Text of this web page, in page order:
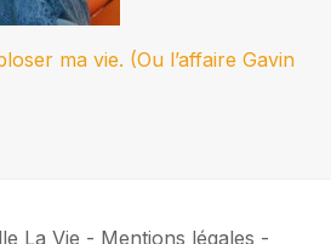
ma vie. (Ou l’affaire Gavin
La Vie - Mentions légales -